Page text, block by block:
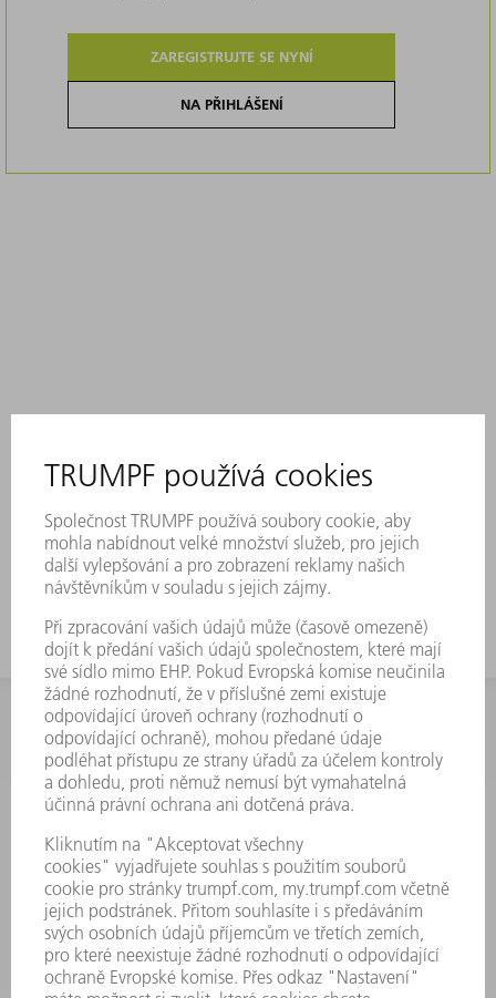
ZAREGISTRUJTE SE NYNÍ
NA PŘIHLÁŠENÍ
INFORMACE
Často kladené dotazy
Všeobecné obchodní podmínky
KONTAKTNÍ ÚDAJE
Náhradní díly
+420 251 106 254
Po - čt 8:00 - 17:00
Pá 8:00 - 16:00
ND@trumpf.com
KONTAKTNÍ ÚDAJE